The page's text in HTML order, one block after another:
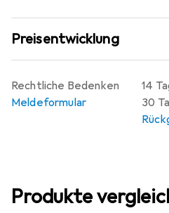
Preisentwicklung
14
30
Rechtliche Bedenken
Meldeformular
Produkte